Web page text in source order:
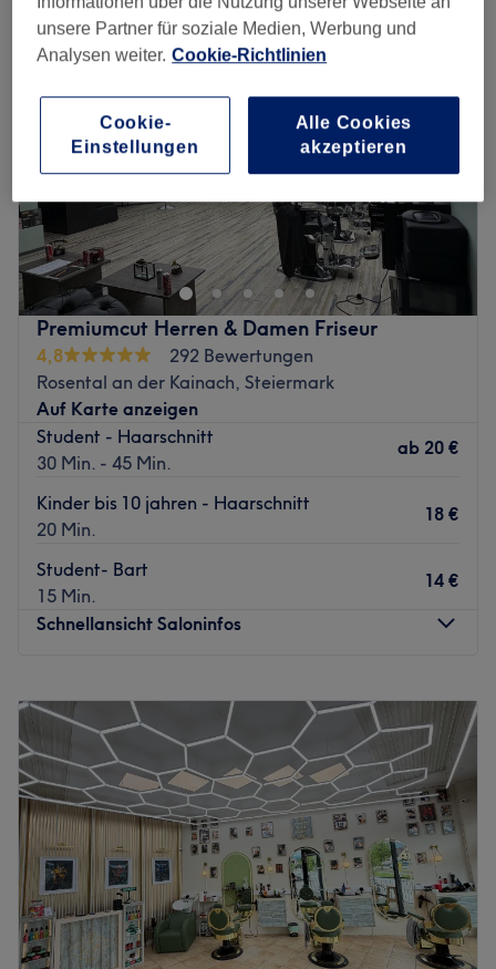
Premiumcut Herren & Damen Friseur
4,8
292 Bewertungen
Rosental an der Kainach, Steiermark
Auf Karte anzeigen
Student - Haarschnitt
30 Min. - 45 Min.
ab 20 €
Kinder bis 10 jahren - Haarschnitt
20 Min.
18 €
Student- Bart
15 Min.
14 €
Schnellansicht Saloninfos
Dienstag
09:30
Mittwoch
09:30–18:15
Donnerstag
09:30–18:15
Freitag
09:30–18:15
Samstag
09:30–17:15
Sonntag
Geschlossen
Du suchst einen ausgezeichneten Friseur in deiner Nähe?
Dann ist der Salon Premiumcut im WEZ Bärnbach wie für
dich gemacht. Hier wirst du verwöhnt und deine
unsere Partner für soziale Medien, Werbung und
Analysen weiter. Cookie-Richtlinien
Alle Cookies
akzeptieren
Cookie-
Einstellungen